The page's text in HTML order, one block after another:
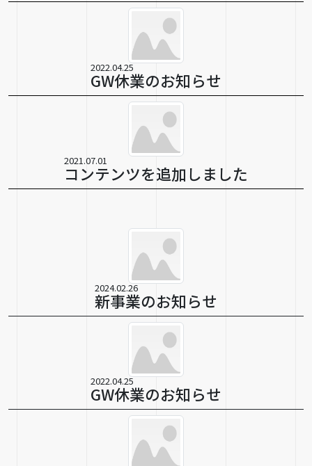
2022.04.25
GW休業のお知らせ
2021.07.01
コンテンツを追加しました
2024.02.26
新事業のお知らせ
2022.04.25
GW休業のお知らせ